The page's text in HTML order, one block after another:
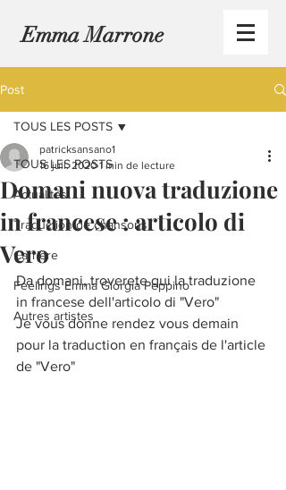
Emma Marrone
Post
TOUS LES POSTS
Actualités
Traduction de chansons
Carrière
Feelings Emma Giorgia Peppino
Autres artistes
TOUS LES POSTS
Domani nuova traduzione
in francese : articolo di
Vero
patricksansano1
16 juil. 2020 1 min de lecture
Da domani, troverete qui la traduzione
in francese dell'articolo di "Vero"
Je vous donne rendez vous demain
pour la traduction en français de l'article
de "Vero"